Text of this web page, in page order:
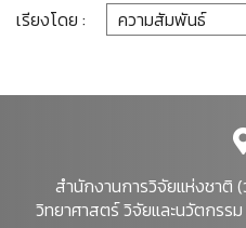
เรียงโดย :
สำนักงานการวิจัยแห่งชาติ
วิทยาศาสตร์ วิจัยและนวัตกรร